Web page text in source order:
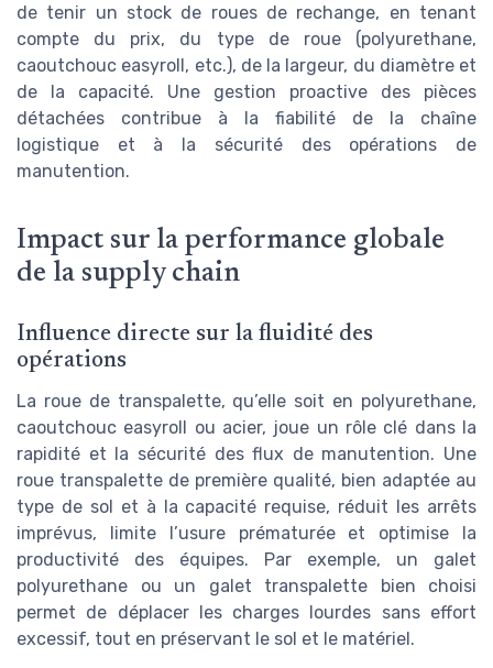
de tenir un stock de roues de rechange, en tenant
compte du prix, du type de roue (polyurethane,
caoutchouc easyroll, etc.), de la largeur, du diamètre et
de la capacité. Une gestion proactive des pièces
détachées contribue à la fiabilité de la chaîne
logistique et à la sécurité des opérations de
manutention.
Impact sur la performance globale
de la supply chain
Influence directe sur la fluidité des
opérations
La roue de transpalette, qu’elle soit en polyurethane,
caoutchouc easyroll ou acier, joue un rôle clé dans la
rapidité et la sécurité des flux de manutention. Une
roue transpalette de première qualité, bien adaptée au
type de sol et à la capacité requise, réduit les arrêts
imprévus, limite l’usure prématurée et optimise la
productivité des équipes. Par exemple, un galet
polyurethane ou un galet transpalette bien choisi
permet de déplacer les charges lourdes sans effort
excessif, tout en préservant le sol et le matériel.